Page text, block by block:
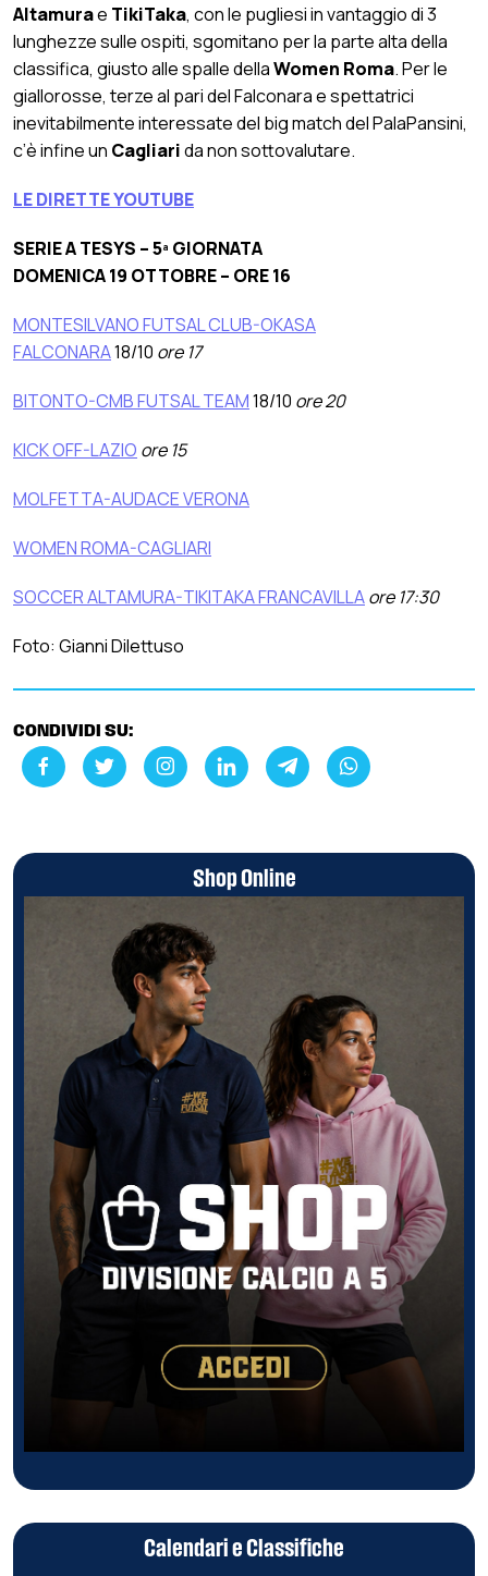
Altamurae TikiTaka, con le pugliesi in vantaggio di 3
lunghezze sulle ospiti, sgomitano per la parte alta della
classifica, giusto alle spalle dellaWomen Roma. Per le
giallorosse, terze al pari del Falconara e spettatrici
inevitabilmente interessate del big match del PalaPansini,
c’è infine un Cagliarida non sottovalutare.
LE DIRETTE YOUTUBE
SERIE A TESYS – 5ª GIORNATA
DOMENICA 19 OTTOBRE – ORE 16
MONTESILVANO FUTSAL CLUB-OKASA
FALCONARA18/10 ore 17
BITONTO-CMB FUTSAL TEAM18/10 ore 20
KICK OFF-LAZIO ore 15
MOLFETTA-AUDACE VERONA
WOMEN ROMA-CAGLIARI
SOCCER ALTAMURA-TIKITAKA FRANCAVILLAore 17:30
Foto: Gianni Dilettuso
CONDIVIDI SU:
Shop Online
Calendari e Classifiche